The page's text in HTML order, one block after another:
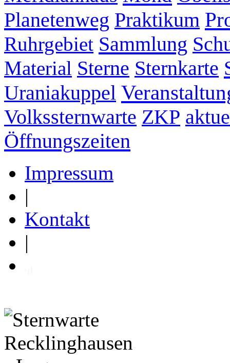
Planetenweg Praktikum
Ruhrgebiet Sammlung
Material Sterne Sternkarte
Uraniakuppel
Volkssternwarte ZKP
Öffnungszeiten
Impressum
|
Kontakt
|